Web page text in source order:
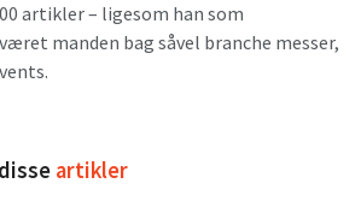
artikler – ligesom han som
manden bag såvel branche messer,
artikler